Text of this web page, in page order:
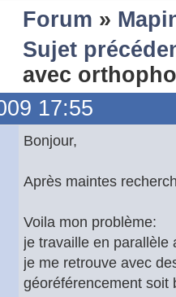
Forum »
Sujet
avec
17:55
Bonjour,
Après maintes
Voila mon problème:
je travaille en parallèle
je me retrouve avec
géoréférencement soit